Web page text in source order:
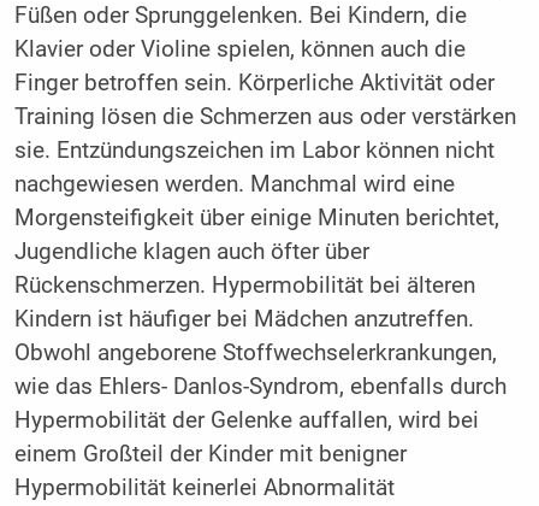
Füßen oder Sprunggelenken. Bei Kindern, die
Klavier oder Violine spielen, können auch die
Finger betroffen sein. Körperliche Aktivität oder
Training lösen die Schmerzen aus oder verstärken
sie. Entzündungszeichen im Labor können nicht
nachgewiesen werden. Manchmal wird eine
Morgensteifigkeit über einige Minuten berichtet,
Jugendliche klagen auch öfter über
Rückenschmerzen. Hypermobilität bei älteren
Kindern ist häufiger bei Mädchen anzutreffen.
Obwohl angeborene Stoffwechselerkrankungen,
wie das Ehlers- Danlos-Syndrom, ebenfalls durch
Hypermobilität der Gelenke auffallen, wird bei
einem Großteil der Kinder mit benigner
Hypermobilität keinerlei Abnormalität